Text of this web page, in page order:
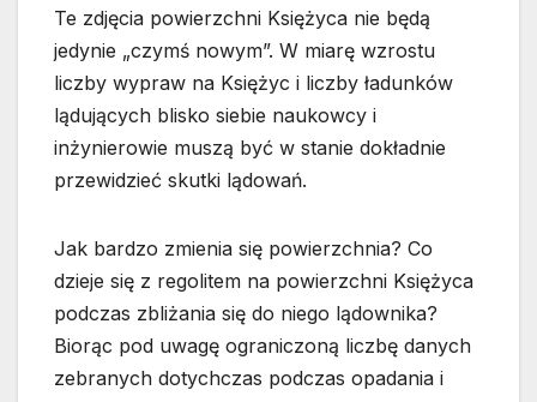
Te zdjęcia powierzchni Księżyca nie będą
jedynie „czymś nowym”. W miarę wzrostu
liczby wypraw na Księżyc i liczby ładunków
lądujących blisko siebie naukowcy i
inżynierowie muszą być w stanie dokładnie
przewidzieć skutki lądowań.
Jak bardzo zmienia się powierzchnia? Co
dzieje się z regolitem na powierzchni Księżyca
podczas zbliżania się do niego lądownika?
Biorąc pod uwagę ograniczoną liczbę danych
zebranych dotychczas podczas opadania i